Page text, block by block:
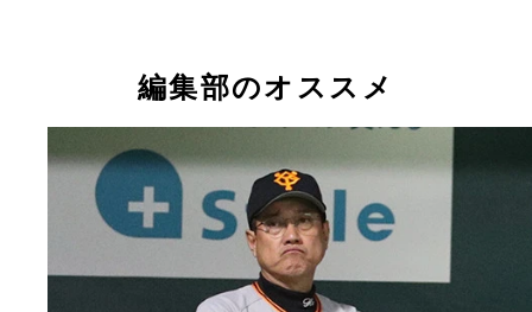
編集部のオススメ